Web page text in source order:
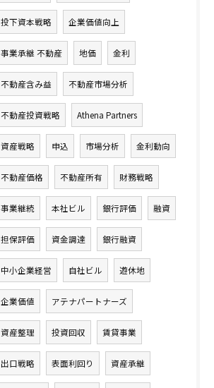
投下資本戦略 企業価値向上
事業承継 不動産 地価 金利
不動産含み益 不動産市場分析
不動産投資戦略 Athena Partners
資産戦略 申込 市場分析 金利動向
不動産価格 不動産所有 財務戦略
事業継続 本社ビル 銀行評価 融資
担保評価 資金調達 銀行融資
中小企業経営 自社ビル 遊休地
企業価値 アテナパートナーズ
資産整理 投資回収 賃貸事業
出口戦略 表面利回り 資産承継